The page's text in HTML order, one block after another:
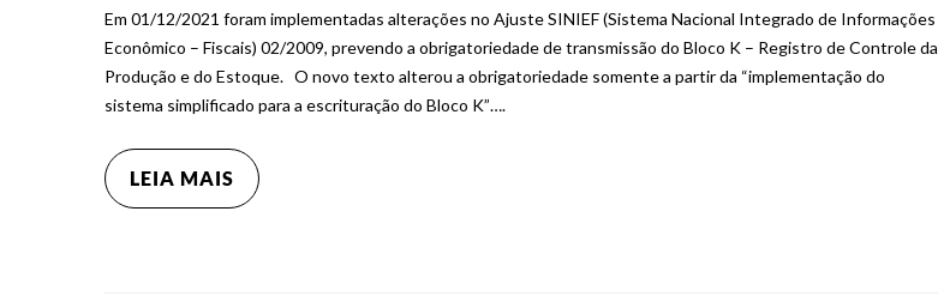
Em 01/12/2021 foram implementadas alterações no Ajuste SINIEF (Sistema Nacional Integrado de Informações
Econômico – Fiscais) 02/2009, prevendo a obrigatoriedade de transmissão do Bloco K – Registro de Controle da
Produção e do Estoque. O novo texto alterou a obrigatoriedade somente a partir da “implementação do
sistema simplificado para a escrituração do Bloco K”….
LEIA MAIS